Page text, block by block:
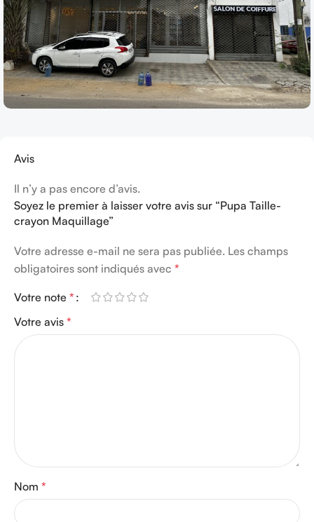
Avis
Il n’y a pas encore d’avis.
Soyez le premier à laisser votre avis sur “Pupa Taille-
crayon Maquillage”
Votre adresse e-mail ne sera pas publiée. Les champs
obligatoires sont indiqués avec *
Votre note *
Votre avis *
Nom *